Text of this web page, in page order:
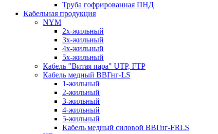
Труба гофрированная ПНД
Кабельная продукция
NYM
2х-жильный
3х-жильный
4х-жильный
5х-жильный
Кабель "Витая пара" UTP, FTP
Кабель медный ВВГнг-LS
1-жильный
2-жильный
3-жильный
4-жильный
5-жильный
Кабель медный силовой ВВГнг-FRLS